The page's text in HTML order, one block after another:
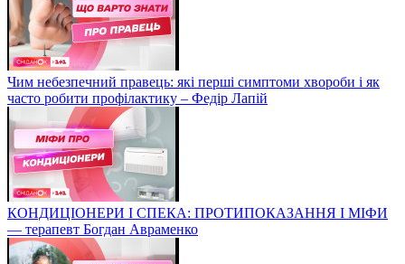
Чим небезпечний правець: які перші симптоми хвороби і як
часто робити профілактику – Федір Лапій
КОНДИЦІОНЕРИ І СПЕКА: ПРОТИПОКАЗАННЯ І МІФИ
— терапевт Богдан Авраменко